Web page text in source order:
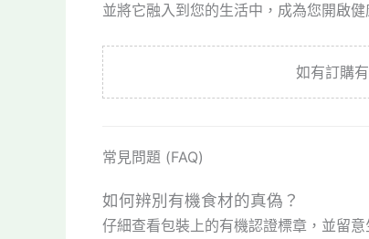
並將它融入到您的生活中，成為您開啟健
如有訂購
常見問題 (FAQ)
如何辨別有機食材的真偽？
仔細查看包裝上的有機認證標章，並留